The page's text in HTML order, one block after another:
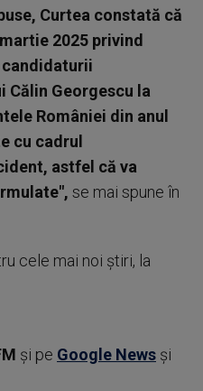
Curtea constată că
2025 privind
Călin Georgescu la
României din anul
cu cadrul
astfel că va
se mai spune în
cele mai noi știri, la
şi pe Google News şi